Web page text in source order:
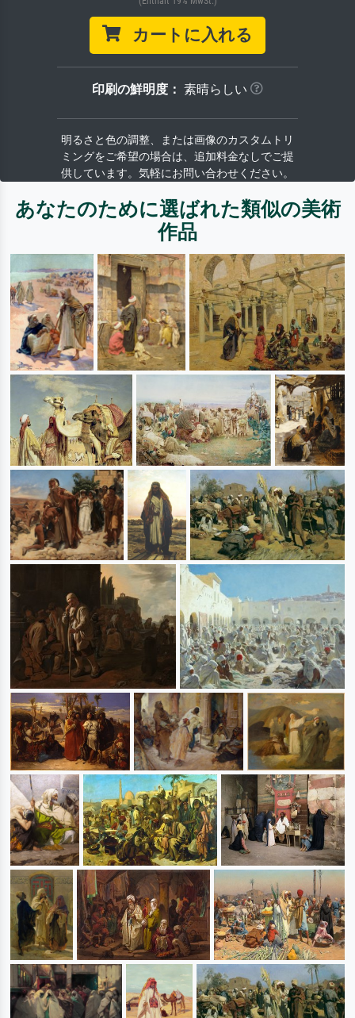
カートに入れる
印刷の鮮明度： 素晴らしい
明るさと色の調整、または画像のカスタムトリ
ミングをご希望の場合は、追加料金なしでご提
供しています。気軽にお問い合わせください。
あなたのために選ばれた類似の美術
作品